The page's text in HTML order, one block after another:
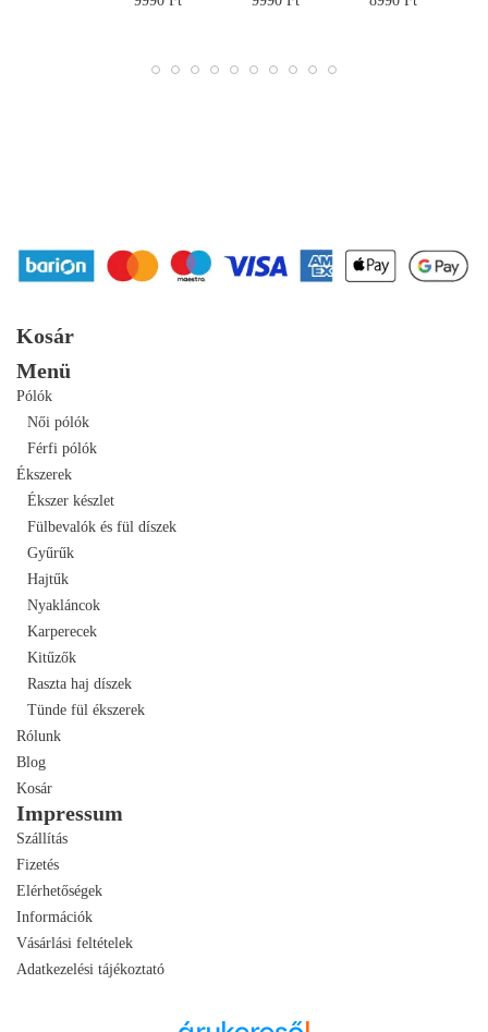
Kosár
Menü
Pólók
Női pólók
Férfi pólók
Ékszerek
Ékszer készlet
Fülbevalók és fül díszek
Gyűrűk
Hajtűk
Nyakláncok
Karperecek
Kitűzők
Raszta haj díszek
Tünde fül ékszerek
Rólunk
Blog
Kosár
Impressum
Szállítás
Fizetés
Elérhetőségek
Információk
Vásárlási feltételek
Adatkezelési tájékoztató